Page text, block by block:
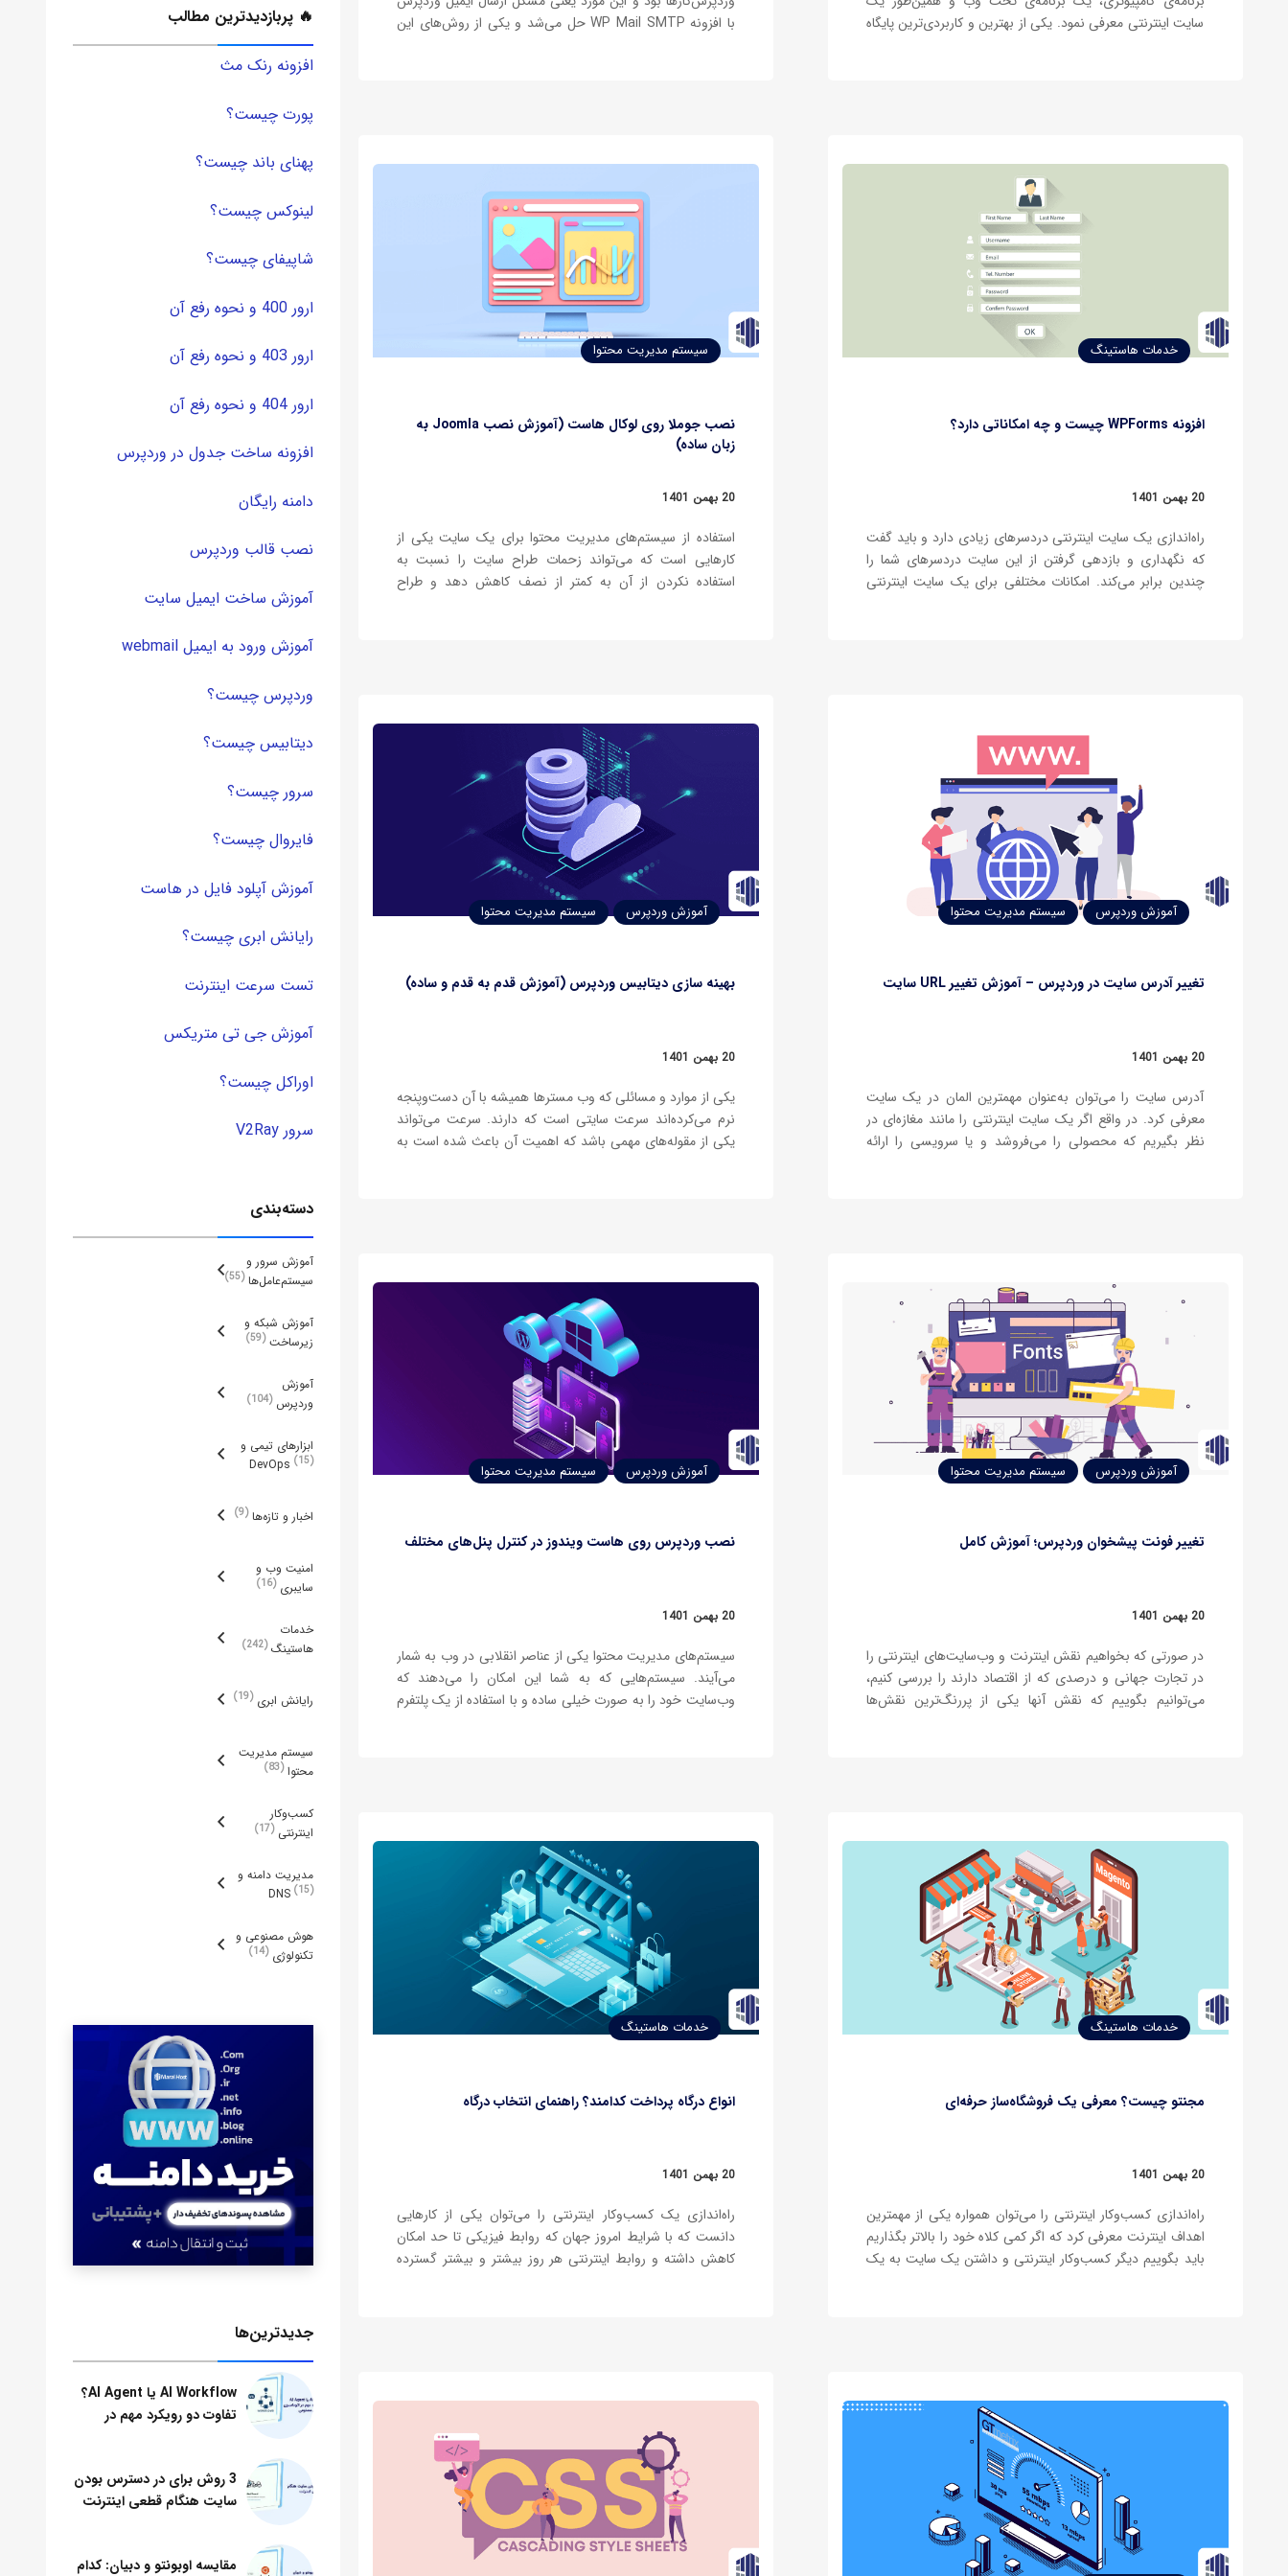
سایت اینترنتی معرفی نمود. یکی از بهترین و کاربردی‌ترین پایگاه
با افزونه WP Mail SMTP حل می‌شد و یکی از روش‌های این
خدمات هاستینگ
افزونه WPForms چیست و چه امکاناتی دارد؟
20 بهمن 1401
راه‌اندازی یک سایت اینترنتی دردسرهای زیادی دارد و باید گفت
که نگهداری و بازدهی گرفتن از این سایت دردسرهای شما را
چندین برابر می‌کند. امکانات مختلفی برای یک سایت اینترنتی
سیستم مدیریت محتوا
نصب جوملا روی لوکال هاست (آموزش نصب Joomla به
زبان ساده)
20 بهمن 1401
استفاده از سیستم‌های مدیریت محتوا برای یک سایت یکی از
کارهایی است که می‌تواند زحمات طراح سایت را نسبت به
استفاده نکردن از آن به کمتر از نصف کاهش دهد و طراح
آموزش وردپرس سیستم مدیریت محتوا
تغییر آدرس سایت در وردپرس – آموزش تغییر URL سایت
20 بهمن 1401
آدرس سایت را می‌توان به‌عنوان مهمترین المان در یک سایت
معرفی کرد. در واقع اگر یک سایت اینترنتی را مانند مغازه‌ای در
نظر بگیریم که محصولی را می‌فروشد و یا سرویسی را ارائه
آموزش وردپرس سیستم مدیریت محتوا
بهینه سازی دیتابیس وردپرس (آموزش قدم به قدم و ساده)
20 بهمن 1401
یکی از موارد و مسائلی که وب مسترها همیشه با آن دست‌و‌پنجه
نرم می‌کرده‌اند سرعت سایتی است که دارند. سرعت می‌تواند
یکی از مقوله‌های مهمی باشد که اهمیت آن باعث شده است به
آموزش وردپرس سیستم مدیریت محتوا
تغییر فونت پیشخوان وردپرس؛ آموزش کامل
20 بهمن 1401
در صورتی که بخواهیم نقش اینترنت و وب‌سایت‌های اینترنتی را
در تجارت جهانی و درصدی که از اقتصاد دارند را بررسی کنیم،
می‌توانیم بگوییم که نقش آنها یکی از پررنگ‌ترین نقش‌ها
آموزش وردپرس سیستم مدیریت محتوا
نصب وردپرس روی هاست ویندوز در کنترل پنل‌های مختلف
20 بهمن 1401
سیستم‌های مدیریت محتوا یکی از عناصر انقلابی در وب به شمار
می‌آیند. سیستم‌هایی که به شما این امکان را می‌دهند که
وب‌سایت خود را به صورت خیلی ساده و با استفاده از یک پلتفرم
خدمات هاستینگ
مجنتو چیست؟ معرفی یک فروشگاه‌ساز حرفه‌ای
20 بهمن 1401
راه‌اندازی کسب‌وکار اینترنتی را می‌توان همواره یکی از مهمترین
اهداف اینترنت معرفی کرد که اگر کمی کلاه خود را بالاتر بگذاریم
باید بگوییم دیگر کسب‌وکار اینترنتی و داشتن یک سایت به یک
خدمات هاستینگ
انواع درگاه پرداخت کدامند؟ راهنمای انتخاب درگاه
20 بهمن 1401
راه‌اندازی یک کسب‌وکار اینترنتی را می‌توان یکی از کارهایی
دانست که با شرایط امروز جهان که روابط فیزیکی تا حد امکان
کاهش داشته و روابط اینترنتی هر روز بیشتر و بیشتر گسترده
🔥 پربازدیدترین مطالب
افزونه رنک مث
پورت چیست؟
پهنای باند چیست؟
لینوکس چیست؟
شاپیفای چیست؟
ارور 400 و نحوه رفع آن
ارور 403 و نحوه رفع آن
ارور 404 و نحوه رفع آن
افزونه ساخت جدول در وردپرس
دامنه رایگان
نصب قالب وردپرس
آموزش ساخت ایمیل سایت
آموزش ورود به ایمیل webmail
وردپرس چیست؟
دیتابیس چیست؟
سرور چیست؟
فایروال چیست؟
آموزش آپلود فایل در هاست
رایانش ابری چیست؟
تست سرعت اینترنت
آموزش جی تی متریکس
اوراکل چیست؟
سرور V2Ray
دسته‌بندی
آموزش سرور و
سیستم‌عامل‌ها 55
آموزش شبکه و
زیرساخت 59
آموزش
وردپرس 104
ابزارهای تیمی و
DevOps 15
اخبار و تازه‌ها 9
امنیت وب و
سایبری 16
خدمات
هاستینگ 242
رایانش ابری 19
سیستم مدیریت
محتوا 83
کسب‌وکار
اینترنتی 17
مدیریت دامنه و
DNS 15
هوش مصنوعی و
تکنولوژی 14
جدید‌ترین‌ها
AI Workflow یا AI Agent؟
تفاوت دو رویکرد مهم در
3 روش برای در دسترس بودن
سایت هنگام قطعی اینترنت
مقایسه اوبونتو و دبیان: کدام